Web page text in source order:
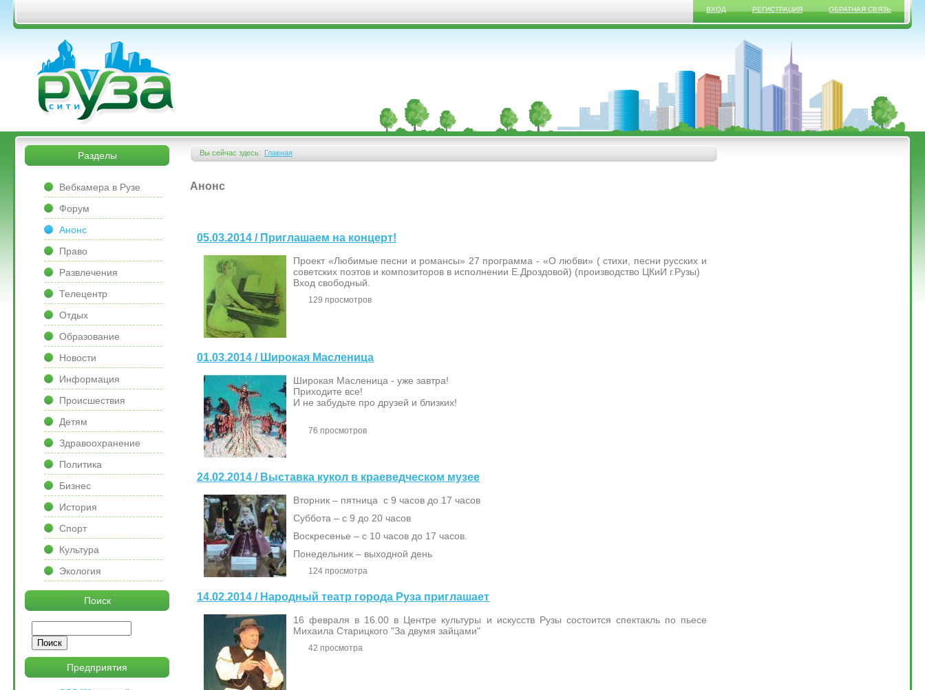
Перейти к основному содержанию ВХОД РЕГИСТРАЦИЯ ОБРАТНАЯ СВЯЗЬ
&bsps;
&bsps;
Вы сейчас здесь:
Вы здесь
Главная
Анонс
05.03.2014 / Приглашаем на концерт!
Проект «Любимые песни и романсы» 27 программа - «О любви» ( стихи, песни русских и
советских поэтов и композиторов в исполнении Е.Дроздовой) (производство ЦКиИ г.Рузы)
Вход свободный.
129 просмотров
01.03.2014 / Широкая Масленица
Широкая Масленица - уже завтра!
Приходите все!
И не забудьте про друзей и близких!
76 просмотров
24.02.2014 / Выставка кукол в краеведческом музее
Вторник – пятница с 9 часов до 17 часов
Суббота – с 9 до 20 часов
Воскресенье – с 10 часов до 17 часов.
Понедельник – выходной день
124 просмотра
14.02.2014 / Народный театр города Руза приглашает
16 февраля в 16.00 в Центре культуры и искусств Рузы состоится спектакль по пьесе
Михаила Старицкого "За двумя зайцами"
42 просмотра
Разделы
Вебкамера в Рузе
Форум
Анонс
Право
Развлечения
Телецентр
Отдых
Образование
Новости
Информация
Происшествия
Детям
Здравоохранение
Политика
Бизнес
История
Спорт
Культура
Экология
Поиск
Предприятия